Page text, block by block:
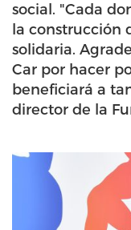
social. "Cada
la construcción
solidaria.
Car por hacer
beneficiará a
director de la